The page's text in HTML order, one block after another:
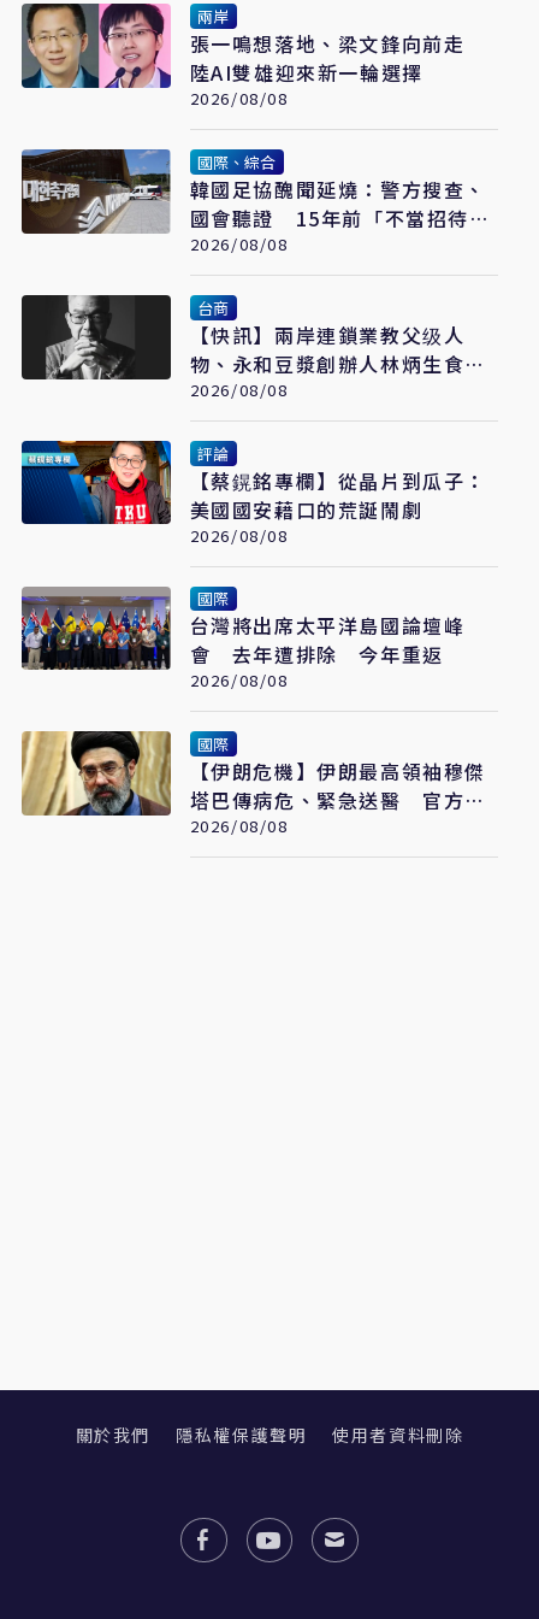
兩岸
張一鳴想落地、梁文鋒向前走
陸AI雙雄迎來新一輪選擇
2026/08/08
國際、綜合
韓國足協醜聞延燒：警方搜查、
國會聽證 15年前「不當招待」
疑雲重見天日
2026/08/08
台商
【快訊】兩岸連鎖業教父级人
物、永和豆漿創辦人林炳生食道
癌病逝 享年70歲
2026/08/08
評論
【蔡鎤銘專欄】從晶片到瓜子：
美國國安藉口的荒誕鬧劇
2026/08/08
國際
台灣將出席太平洋島國論壇峰
會 去年遭排除 今年重返
2026/08/08
國際
【伊朗危機】伊朗最高領袖穆傑
塔巴傳病危、緊急送醫 官方未
證實
2026/08/08
關於我們 隱私權保護聲明 使用者資料刪除